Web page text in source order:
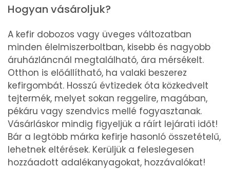
Hogyan vásároljuk?
A kefir dobozos vagy üveges változatban
minden élelmiszerboltban, kisebb és nagyobb
áruházláncnál megtalálható, ára mérsékelt.
Otthon is előállítható, ha valaki beszerez
kefirgombát. Hosszú évtizedek óta közkedvelt
tejtermék, melyet sokan reggelire, magában,
pékáru vagy szendvics mellé fogyasztanak.
Vásárláskor mindig figyeljük a ráírt lejárati időt!
Bár a legtöbb márka kefirje hasonló összetételű,
lehetnek eltérések. Kerüljük a feleslegesen
hozzáadott adalékanyagokat, hozzávalókat!